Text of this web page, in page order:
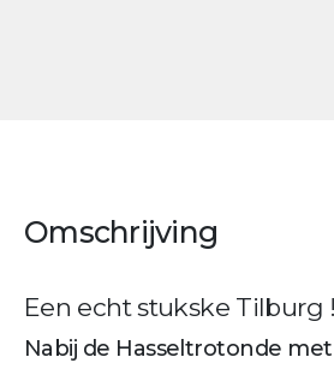
Omschrijving
Een echt stukske Tilburg !
Nabij de Hasseltrotonde